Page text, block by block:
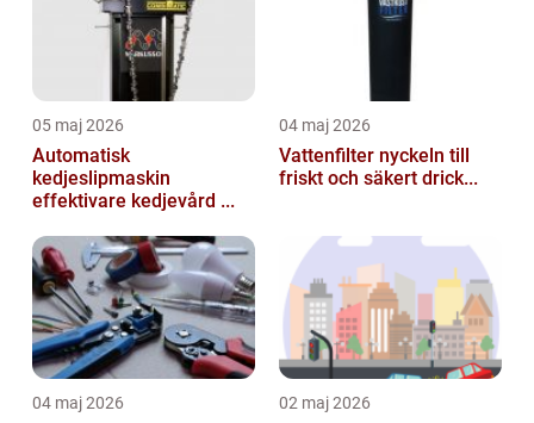
05 maj 2026
Automatisk
kedjeslipmaskin
effektivare kedjevård ...
04 maj 2026
Vattenfilter nyckeln till
friskt och säkert drick...
04 maj 2026 02 maj 2026